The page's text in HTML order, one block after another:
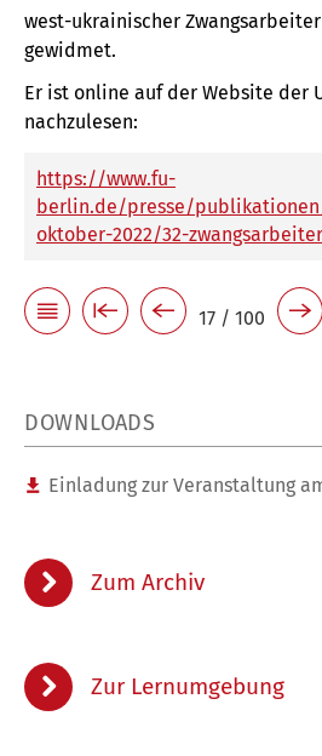
west-ukrainischer
gewidmet.
Er ist online auf der Website der
nachzulesen:
https://www.fu-
berlin.de/presse/
oktober-2022/32-
17 / 100
DOWNLOADS
Einladung zur Veranstaltung
Zum Archiv
Zur Lernumgebung